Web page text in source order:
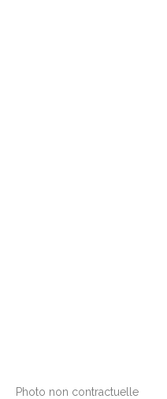
Photo non contractuelle